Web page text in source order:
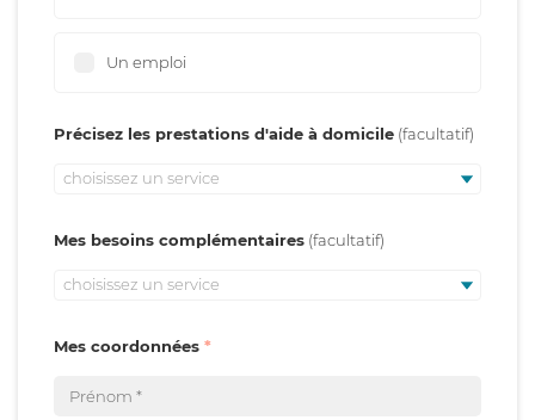
Un emploi
Précisez les prestations d'aide à domicile
choisissez un service
Mes besoins complémentaires
choisissez un service
Mes coordonnées